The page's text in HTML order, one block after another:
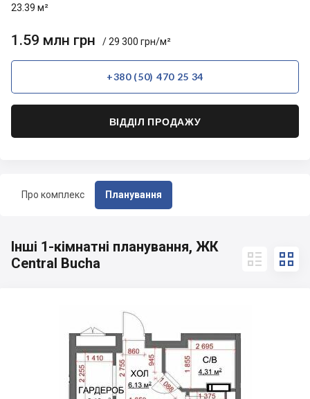
Про комплекс Планування
23.39 м²
1.59 млн грн / 29 300 грн/м²
+380 (50) 470 25 34
ВІДДІЛ ПРОДАЖУ
Інші 1-кімнатні планування, ЖК
Central Bucha
 